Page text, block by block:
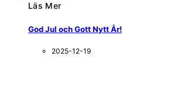
Läs Mer
God Jul och Gott Nytt År!
2025-12-19